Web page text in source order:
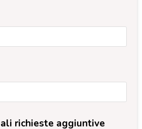
richieste aggiuntive